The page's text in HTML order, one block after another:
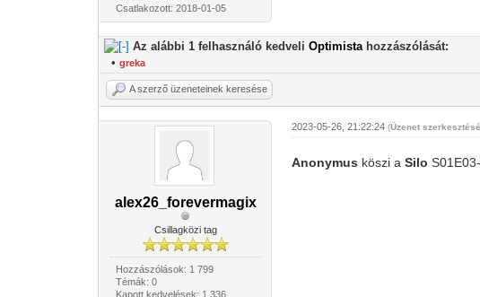
Csatlakozott: 2018-01-05
Az alábbi 1 felhasználó kedveliOptimistahozzászólását:
•greka
A szerző üzeneteinek keresése
alex26_forevermagix
Csillagközi tag
Hozzászólások: 1 799
Témák: 0
Kapott kedvelések: 1 336
2023-05-26, 21:22:24(Üzenet
Anonymus köszi aSilo